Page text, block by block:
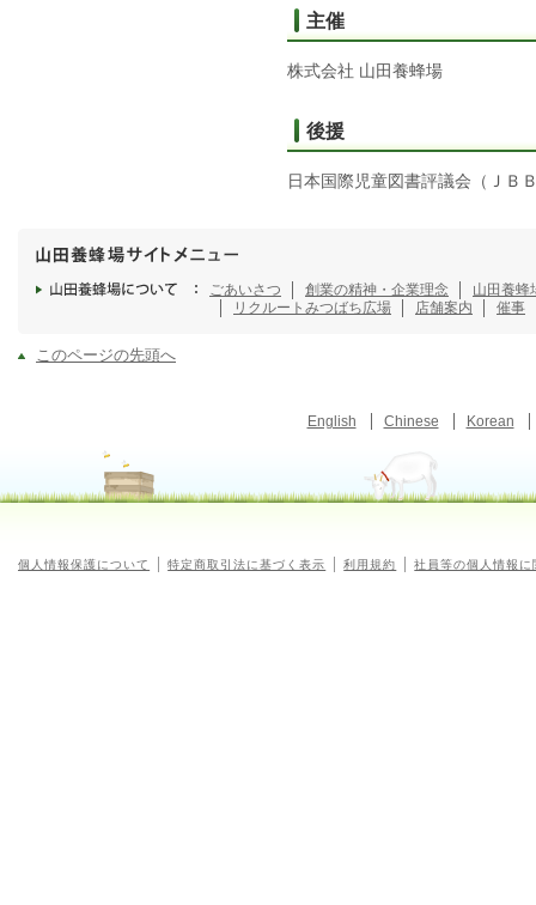
主催
株式会社 山田養蜂場
後援
日本国際児童図書評議会（ＪＢ
ごあいさつ 創業の精神・企業理念
山田養蜂
リクルート みつばち広場 店舗案内 催事
このページの先頭へ
English Chinese Korean
個人情報保護について 特定商取引法に基づく表示 利用規約 社員等の個人情報